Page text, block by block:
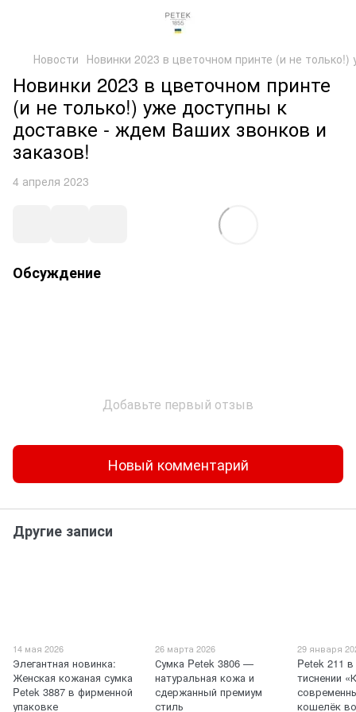
Новости Новинки 2023 в цветочном принте (и не
Новинки 2023 в цветочном принте
(и не только!) уже доступны к
доставке - ждем Ваших звонков и
заказов!
4 апреля 2023
Обсуждение
Добавьте первый отзыв
Новый комментарий
Другие записи
14 мая 2026
Элегантная новинка:
Женская кожаная сумка
Petek 3887 в фирменной
упаковке
26 марта 2026
Сумка Petek 3806 —
натуральная кожа и
сдержанный премиум
стиль
29 января
Petek 211
тиснении
кошелёк